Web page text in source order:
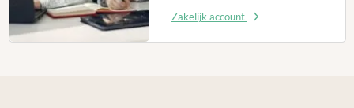
Zakelijk account